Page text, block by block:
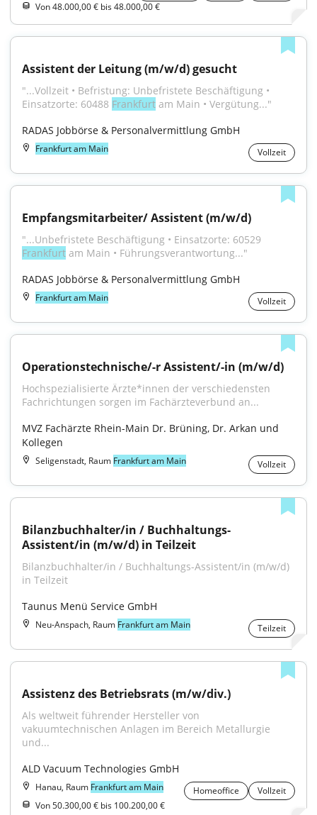
Von 48.000,00 € bis 48.000,00 €
Assistent der Leitung (m/w/d) gesucht
"...Vollzeit • Befristung: Unbefristete Beschäftigung •
Einsatzorte: 60488 Frankfurt am Main • Vergütung..."
RADAS Jobbörse & Personalvermittlung GmbH
Frankfurt am Main Vollzeit
Empfangsmitarbeiter/ Assistent (m/w/d)
Frankfurt am Main • Führungsverantwortung..."
RADAS Jobbörse & Personalvermittlung GmbH
Frankfurt am Main Vollzeit
Operationstechnische/-r Assistent/-in (m/w/d)
Hochspezialisierte Ärzte*innen der verschiedensten
Fachrichtungen sorgen im Fachärzteverbund an...
MVZ Fachärzte Rhein-Main Dr. Brüning, Dr. Arkan und
Kollegen
Seligenstadt, Raum Frankfurt am Main Vollzeit
Bilanzbuchhalter/in / Buchhaltungs-
Assistent/in (m/w/d) in Teilzeit
Bilanzbuchhalter/in / Buchhaltungs-Assistent/in (m/w/d)
in Teilzeit
Taunus Menü Service GmbH
Neu-Anspach, Raum Frankfurt am Main Teilzeit
Assistenz des Betriebsrats (m/w/div.)
Als weltweit führender Hersteller von
vakuumtechnischen Anlagen im Bereich Metallurgie
und...
ALD Vacuum Technologies GmbH
Hanau, Raum Frankfurt am Main Homeoffice
Vollzeit
Von 50.300,00 € bis 100.200,00 €